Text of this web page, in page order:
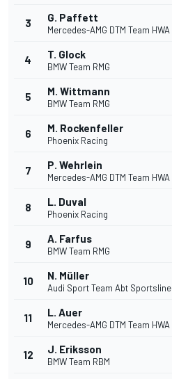
3 G. Paffett
Mercedes-AMG DTM Team HWA
4 T. Glock
BMW Team RMG
5 M. Wittmann
BMW Team RMG
6 M. Rockenfeller
Phoenix Racing
7 P. Wehrlein
Mercedes-AMG DTM Team HWA
8 L. Duval
Phoenix Racing
9 A. Farfus
BMW Team RMG
10 N. Müller
Audi Sport Team Abt Sportsline
11 L. Auer
Mercedes-AMG DTM Team HWA
12 J. Eriksson
BMW Team RBM